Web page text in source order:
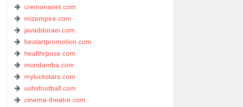
cremonanet.com
mizempire.com
javaddaraei.com
bestartpromotion.com
healthrpose.com
mundamba.com
myluckstars.com
ushsfootball.com
cinema-theatre.com